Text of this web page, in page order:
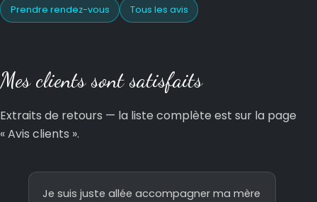
Prendre rendez-vous Tous les avis
Mes clients sont satisfaits
Extraits de retours — la liste complète est sur la page
« Avis clients ».
Je suis juste allée accompagner ma mère